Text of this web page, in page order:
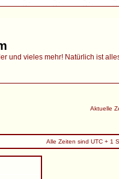
und vieles mehr! Natürlich ist
Aktuelle
Alle Zeiten sind UTC + 1